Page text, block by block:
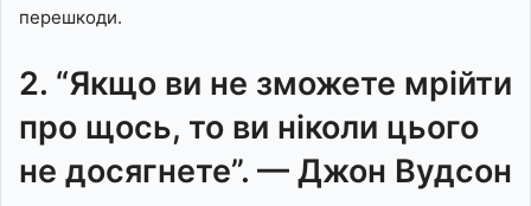
перешкоди.
2. “Якщо ви не зможете мрійти
про щось, то ви ніколи цього
не досягнете”. — Джон Вудсон